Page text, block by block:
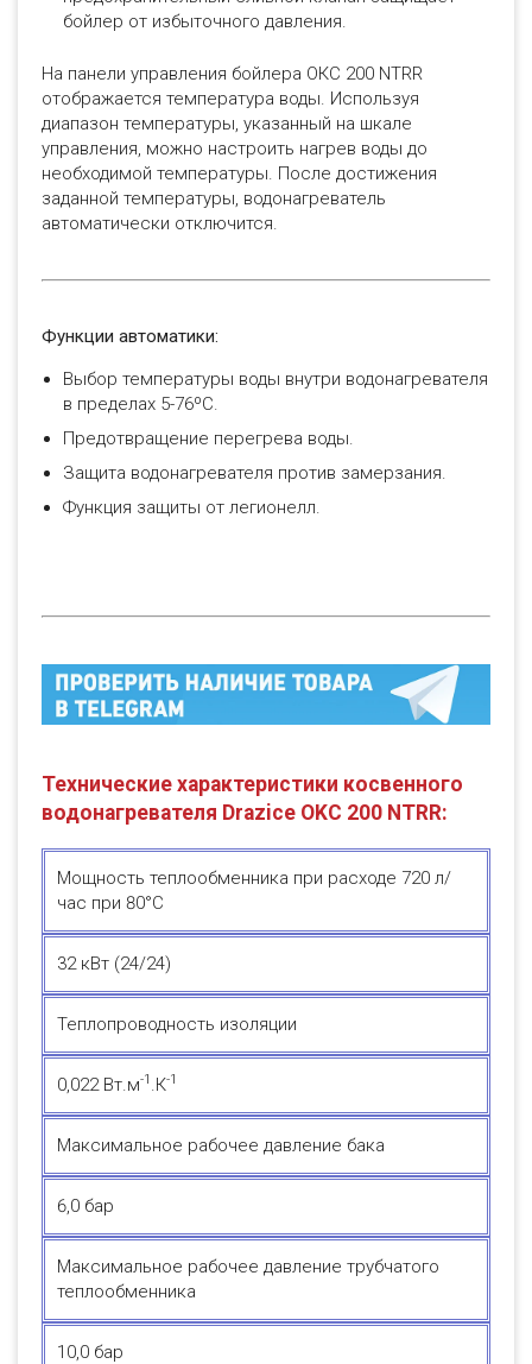
бойлер от избыточного давления.
На панели управления бойлера ОКС 200 NTRR
отображается температура воды. Используя
диапазон температуры, указанный на шкале
управления, можно настроить нагрев воды до
необходимой температуры. После достижения
заданной температуры, водонагреватель
автоматически отключится.
Функции автоматики:
Выбор температуры воды внутри водонагревателя
в пределах 5-76ºC.
Предотвращение перегрева воды.
Защита водонагревателя против замерзания.
Функция защиты от легионелл.
Технические характеристики косвенного
водонагревателя Drazice OKC 200 NTRR:
Мощность теплообменника при расходе 720 л/
час при 80°С
32 кВт (24/24)
Теплопроводность изоляции
0,022 Вт.м-1 .К-1
Максимальное рабочее давление бака
6,0 бар
Максимальное рабочее давление трубчатого
теплообменника
10,0 бар